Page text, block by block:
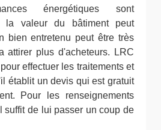
énergétiques sont
la valeur du bâtiment peut
bien entretenu peut être très
attirer plus d'acheteurs. LRC
effectuer les traitements et
établit un devis qui est gratuit
Pour les renseignements
suffit de lui passer un coup de